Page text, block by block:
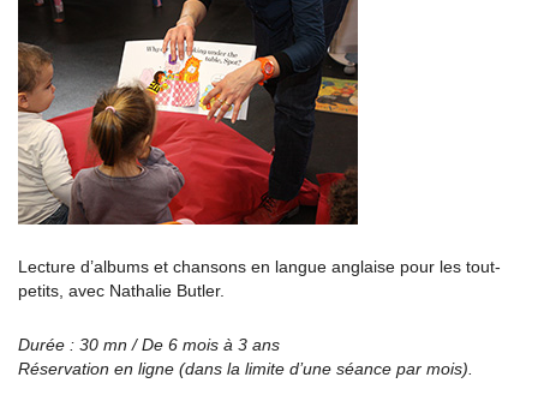
Lecture d’albums et chansons en langue anglaise pour les tout-
petits, avec Nathalie Butler.
Durée : 30 mn / De 6 mois à 3 ans
Réservation en ligne (dans la limite d’une séance par mois).